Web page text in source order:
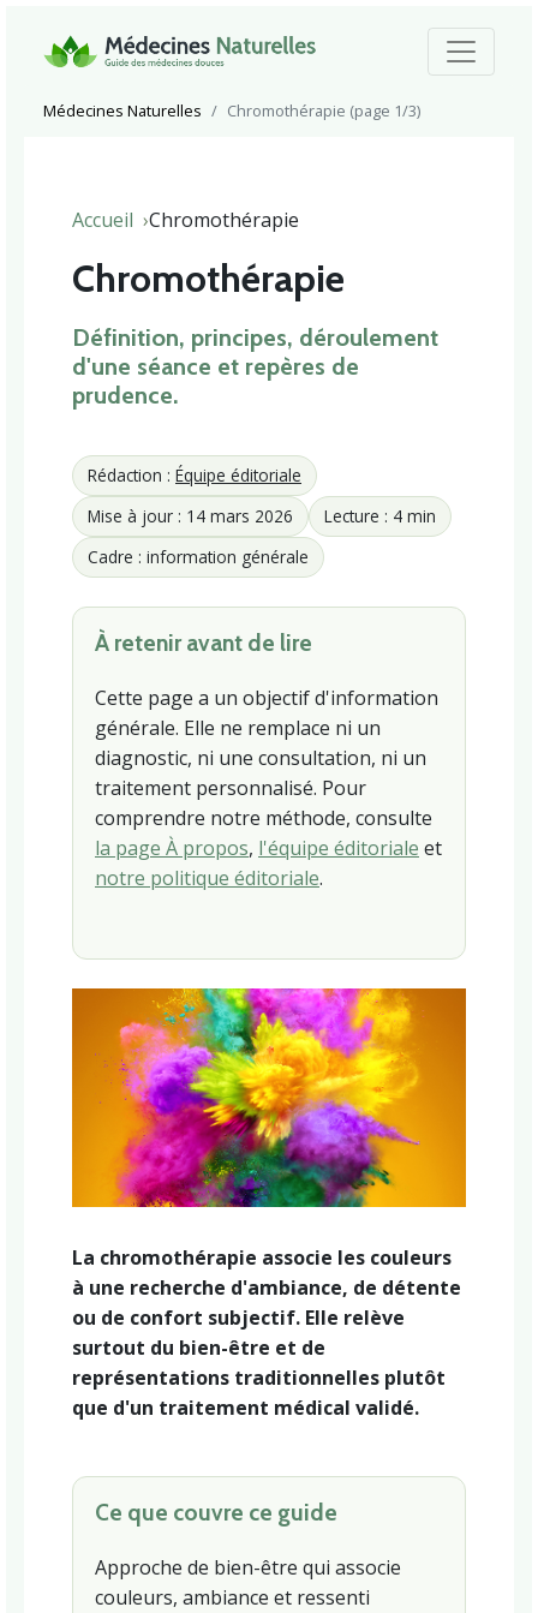
Médecines Naturelles Chromothérapie (page 1/3)
Accueil Chromothérapie
Chromothérapie
Définition, principes, déroulement
d'une séance et repères de
prudence.
Rédaction : Équipe éditoriale
Mise à jour : 14 mars 2026
Lecture : 4 min
Cadre : information générale
À retenir avant de lire
Cette page a un objectif d'information
générale. Elle ne remplace ni un
diagnostic, ni une consultation, ni un
traitement personnalisé. Pour
comprendre notre méthode, consulte
la page À propos, l'équipe éditoriale et
notre politique éditoriale.
La chromothérapie associe les couleurs
à une recherche d'ambiance, de détente
ou de confort subjectif. Elle relève
surtout du bien-être et de
représentations traditionnelles plutôt
que d'un traitement médical validé.
Ce que couvre ce guide
Approche de bien-être qui associe
couleurs, ambiance et ressenti